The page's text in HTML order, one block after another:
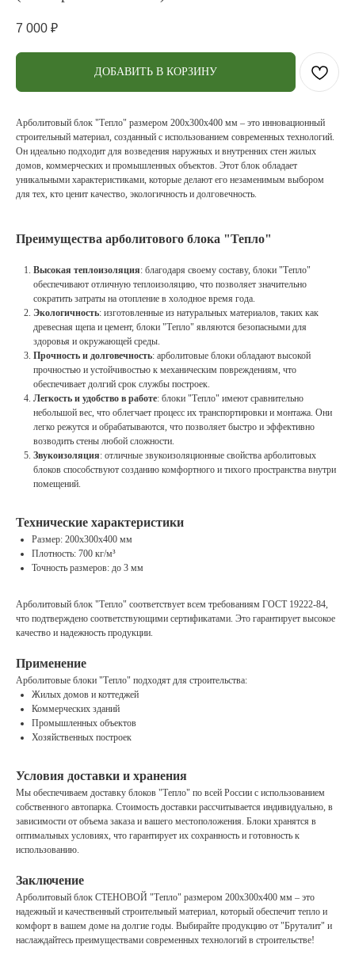
7 000 ₽
ДОБАВИТЬ В КОРЗИНУ
Арболитовый блок "Тепло" размером 200х300х400 мм – это инновационный
строительный материал, созданный с использованием современных технологий.
Он идеально подходит для возведения наружных и внутренних стен жилых
домов, коммерческих и промышленных объектов. Этот блок обладает
уникальными характеристиками, которые делают его незаменимым выбором
для тех, кто ценит качество, экологичность и долговечность.
Преимущества арболитового блока "Тепло"
Высокая теплоизоляция: благодаря своему составу, блоки "Тепло"
обеспечивают отличную теплоизоляцию, что позволяет значительно
сократить затраты на отопление в холодное время года.
Экологичность: изготовленные из натуральных материалов, таких как
древесная щепа и цемент, блоки "Тепло" являются безопасными для
здоровья и окружающей среды.
Прочность и долговечность: арболитовые блоки обладают высокой
прочностью и устойчивостью к механическим повреждениям, что
обеспечивает долгий срок службы построек.
Легкость и удобство в работе: блоки "Тепло" имеют сравнительно
небольшой вес, что облегчает процесс их транспортировки и монтажа. Они
легко режутся и обрабатываются, что позволяет быстро и эффективно
возводить стены любой сложности.
Звукоизоляция: отличные звукоизоляционные свойства арболитовых
блоков способствуют созданию комфортного и тихого пространства внутри
помещений.
Технические характеристики
Размер: 200х300х400 мм
Плотность: 700 кг/м³
Точность размеров: до 3 мм
Арболитовый блок "Тепло" соответствует всем требованиям ГОСТ 19222-84,
что подтверждено соответствующими сертификатами. Это гарантирует высокое
качество и надежность продукции.
Применение
Арболитовые блоки "Тепло" подходят для строительства:
Жилых домов и коттеджей
Коммерческих зданий
Промышленных объектов
Хозяйственных построек
Условия доставки и хранения
Мы обеспечиваем доставку блоков "Тепло" по всей России с использованием
собственного автопарка. Стоимость доставки рассчитывается индивидуально, в
зависимости от объема заказа и вашего местоположения. Блоки хранятся в
оптимальных условиях, что гарантирует их сохранность и готовность к
использованию.
Заключение
Арболитовый блок СТЕНОВОЙ "Тепло" размером 200х300х400 мм – это
надежный и качественный строительный материал, который обеспечит тепло и
комфорт в вашем доме на долгие годы. Выбирайте продукцию от "Бруталит" и
наслаждайтесь преимуществами современных технологий в строительстве!